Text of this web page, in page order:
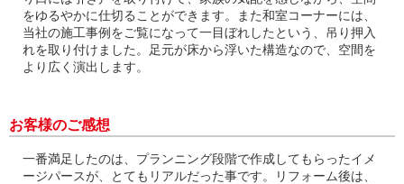
をゆるやかに仕切ることができます。また和室コーナーには、
当社の施工事例をご覧になって一目ぼれしたという、吊り押入
れを取り付けました。足元が床から浮いた構造なので、空間を
より広く演出します。
お客様のご感想
一番満足したのは、プランニング段階で作成してもらったイメ
ージパースが、とてもリアルだった事です。リフォーム後は、